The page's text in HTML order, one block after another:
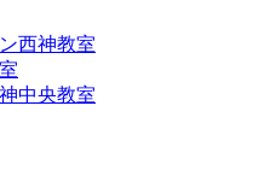
西神教室
中央教室